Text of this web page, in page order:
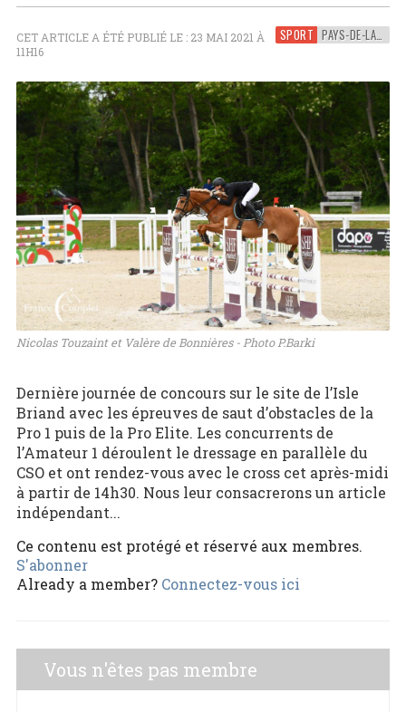
SPORT PAYS-DE-LA-LOIRE
CET ARTICLE A ÉTÉ PUBLIÉ LE : 23 MAI 2021 À
11H16
Nicolas Touzaint et Valère de Bonnières - Photo P.Barki
Dernière journée de concours sur le site de l’Isle
Briand avec les épreuves de saut d’obstacles de la
Pro 1 puis de la Pro Elite. Les concurrents de
l’Amateur 1 déroulent le dressage en parallèle du
CSO et ont rendez-vous avec le cross cet après-midi
à partir de 14h30. Nous leur consacrerons un article
indépendant...
Ce contenu est protégé et réservé aux membres.
S'abonner
Already a member? Connectez-vous ici
Vous n'êtes pas membre